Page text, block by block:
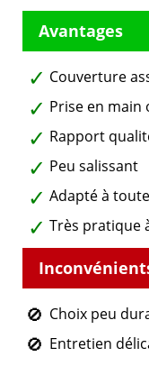
Couverture
Prise en main
Rapport
Peu salissant
Adapté à
Très pratique
Choix peu
Entretien